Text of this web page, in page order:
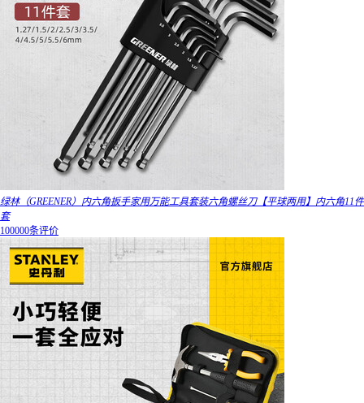
绿林（GREENER）内六角扳手家用万能工具套装六角螺丝刀【平球两用】内六角11件
套
100000条评价